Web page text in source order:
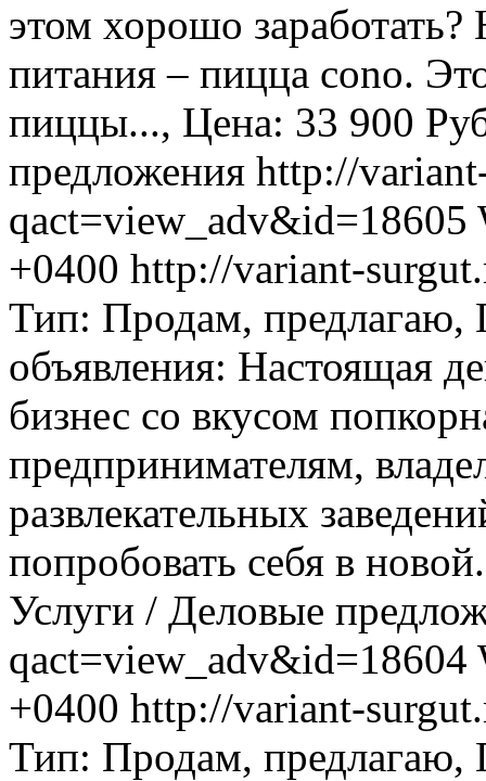
этом хорошо
питания – пицца cono.
пиццы..., Цена: 33 900
предложения http://
qact=view_adv&id=18605
+0400 http://variant-
Тип: Продам, предлагаю,
объявления: Настоящая
бизнес со вкусом
предпринимателям,
развлекательных
попробовать себя в
Услуги / Деловые
qact=view_adv&id=18604
+0400 http://variant-
Тип: Продам, предлагаю,